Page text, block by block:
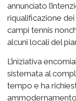
annunciato
riqualificazione
campi tennis
alcuni locali del
L’iniziativa
sistemata al
tempo e ha